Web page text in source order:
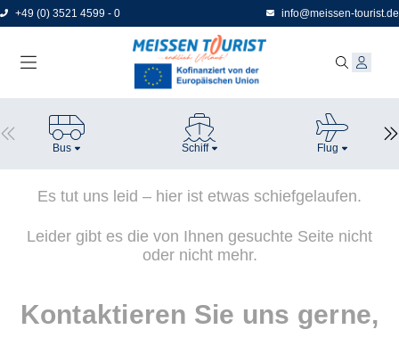
Direkt
zum
+49 (0) 3521 4599 - 0 info@meissen-tourist.de
Bus Schiff Flug
Es tut uns leid – hier ist etwas schiefgelaufen.
Leider gibt es die von Ihnen gesuchte Seite nicht
oder nicht mehr.
Kontaktieren Sie uns gerne,